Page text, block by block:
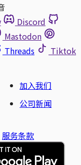
Discord
Mastodon
Threads
Tiktok
加入我们
公司新闻
服务条款